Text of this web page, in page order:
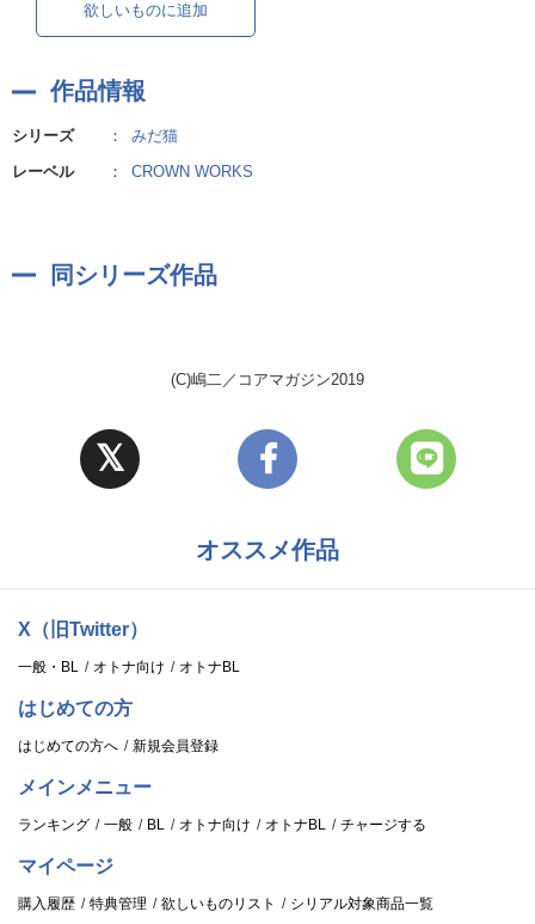
欲しいものに追加
作品情報
シリーズ ：
みだ猫
レーベル
： CROWN WORKS
同シリーズ作品
(C)嶋二／コアマガジン2019
オススメ作品
X（旧Twitter）
一般・BL オトナ向け オトナBL
はじめての方
はじめての方へ 新規会員登録
メインメニュー
ランキング 一般 BL オトナ向け オトナBL チャージする
マイページ
購入履歴 特典管理 欲しいものリスト シリアル対象商品一覧